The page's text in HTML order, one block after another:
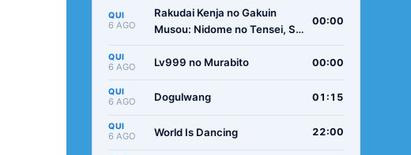
QUI
6 AGO
Rakudai Kenja no Gakuin
Musou: Nidome no Tensei, S-
Boukenroku
00:00
QUI
6 AGO Lv999 no Murabito 00:00
QUI
6 AGO Dogulwang 01:15
QUI
6 AGO World Is Dancing 22:00